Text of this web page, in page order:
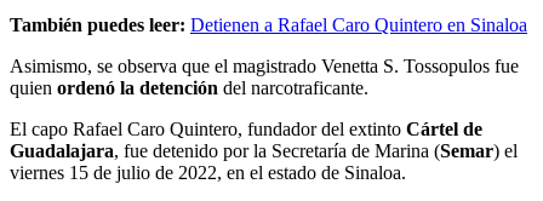
También puedes leer: Detienen a Rafael Caro Quintero en Sinaloa
Asimismo, se observa que el magistrado Venetta S. Tossopulos fue
quien ordenó la detención del narcotraficante.
El capo Rafael Caro Quintero, fundador del extinto Cártel de
Guadalajara, fue detenido por la Secretaría de Marina (Semar) el
viernes 15 de julio de 2022, en el estado de Sinaloa.